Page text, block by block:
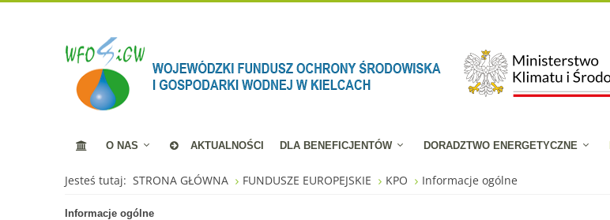
O NAS AKTUALNOŚCI DLA BENEFICJENTÓW DORADZTWO ENERGETYCZNE
Jesteś tutaj: STRONA GŁÓWNA FUNDUSZE EUROPEJSKIE KPO Informacje ogólne
Informacje ogólne